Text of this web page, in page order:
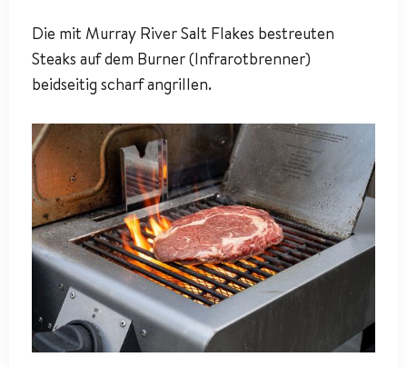
Die mit Murray River Salt Flakes bestreuten
Steaks auf dem Burner (Infrarotbrenner)
beidseitig scharf angrillen.